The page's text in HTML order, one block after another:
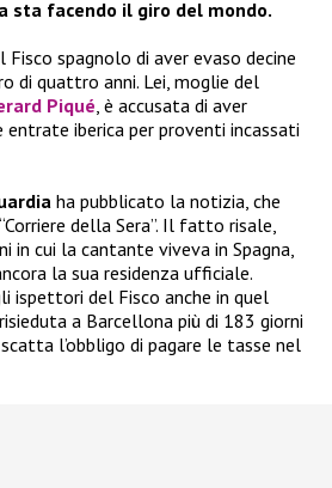
sta facendo il giro del mondo.
Fisco spagnolo di aver evaso decine
di quattro anni. Lei, moglie del
Piqué , è accusata di aver
entrate iberica per proventi incassati
ha pubblicato la notizia, che
della Sera”. Il fatto risale,
in cui la cantante viveva in Spagna,
la sua residenza ufficiale.
ispettori del Fisco anche in quel
a Barcellona più di 183 giorni
l’obbligo di pagare le tasse nel